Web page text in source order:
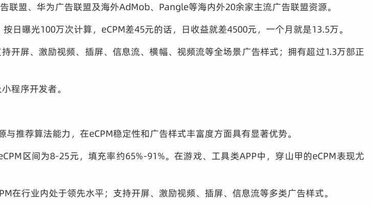
盟、华为广告联盟及海外AdMob、Pangle等海内外20余家主流广告联盟资源。
日曝光100万次计算，eCPM差45元的话，日收益就差4500元，一个月就是13.5万。
开屏、激励视频、插屏、信息流、横幅、视频流等全场景广告样式；拥有超过1.3万部正
程序开发者。
推荐算法能力，在eCPM稳定性和广告样式丰富度方面具有显著优势。
区间为8-25元，填充率约65%-91%。在游戏、工具类APP中，穿山甲的eCPM表现尤
在行业内处于领先水平；支持开屏、激励视频、插屏、信息流等多类广告样式。